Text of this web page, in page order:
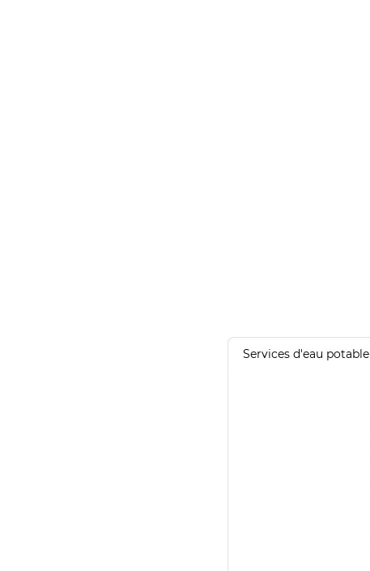
Services d'eau potable